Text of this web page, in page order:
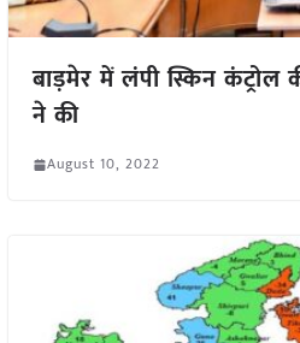
बाड़मेर में लंपी स्किन कंट्रोल
ने की
August 10, 2022